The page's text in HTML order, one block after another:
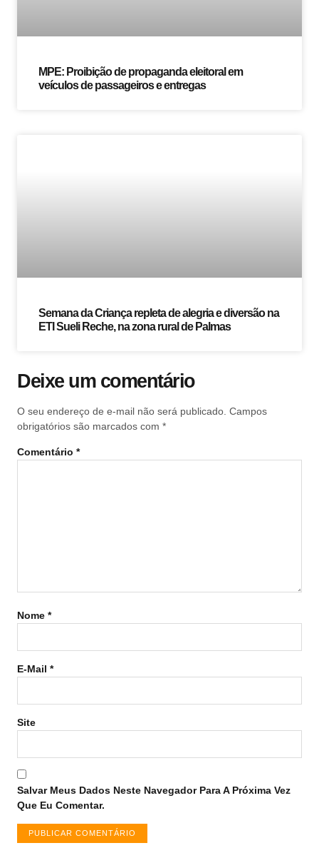
MPE: Proibição de propaganda eleitoral em
veículos de passageiros e entregas
Semana da Criança repleta de alegria e diversão na
ETI Sueli Reche, na zona rural de Palmas
Deixe um comentário
O seu endereço de e-mail não será publicado. Campos
obrigatórios são marcados com *
Comentário *
Nome *
E-Mail *
Site
Salvar Meus Dados Neste Navegador Para A Próxima Vez
Que Eu Comentar.